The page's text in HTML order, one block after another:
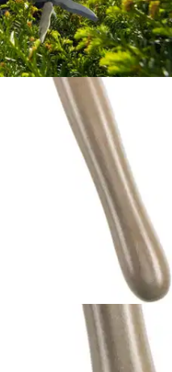
Toimitus
tai noutopisteeseenAlk. 0 €
€:n tilauksille
tai
tuotteita.